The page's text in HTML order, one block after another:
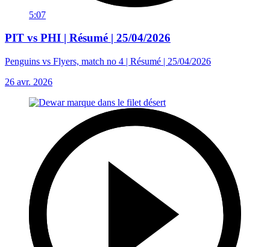
5:07
PIT vs PHI | Résumé | 25/04/2026
Penguins vs Flyers, match no 4 | Résumé | 25/04/2026
26 avr. 2026